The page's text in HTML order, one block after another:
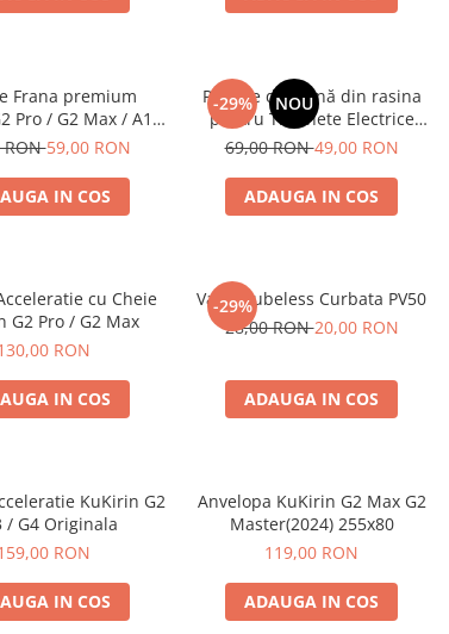
Frana premium
Pro / G2 Max / A1 /
Semi-Metalice
RON59,00 RON
IN COS
-29% NOU
Plăcuțe de Frână din rasina
pentru Trotinete Electrice
KuKirin G2, G2 Master, G3 și
Bucăți)
69,00 RON49,00 RON
ADAUGA IN COS
cu Cheie
G2 Pro / G2 Max
RON
IN COS
-29%
Valva Tubeless Curbata PV50
28,00 RON20,00 RON
ADAUGA IN COS
KuKirin G2
/ G4 Originala
RON
IN COS
Anvelopa KuKirin G2 Max G2
Master(2024) 255x80
119,00 RON
ADAUGA IN COS